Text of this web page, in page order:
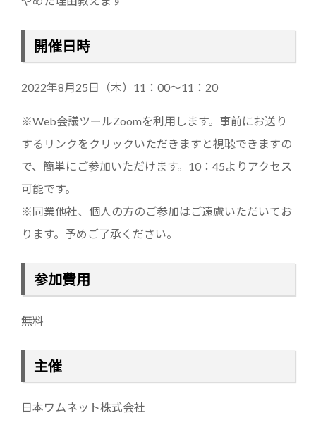
開催日時
2022年8月25日（木）11：00～11：20
※Web会議ツールZoomを利用します。事前にお送り
するリンクをクリックいただきますと視聴できますの
で、簡単にご参加いただけます。10：45よりアクセス
可能です。
※同業他社、個人の方のご参加はご遠慮いただいてお
ります。予めご了承ください。
参加費用
無料
主催
日本ワムネット株式会社